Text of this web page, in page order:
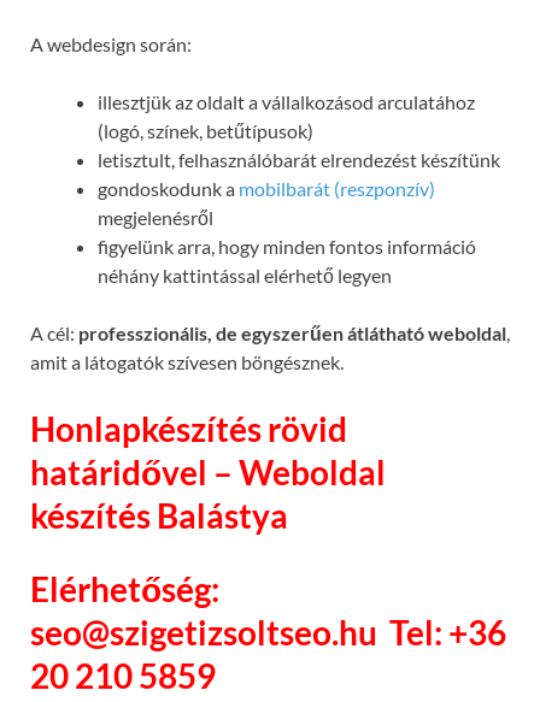
A webdesign során:
illesztjük az oldalt a vállalkozásod arculatához
(logó, színek, betűtípusok)
letisztult, felhasználóbarát elrendezést készítünk
gondoskodunk a mobilbarát (reszponzív)
megjelenésről
figyelünk arra, hogy minden fontos információ
néhány kattintással elérhető legyen
A cél: professzionális, de egyszerűen átlátható weboldal,
amit a látogatók szívesen böngésznek.
Honlapkészítés rövid
határidővel – Weboldal
készítés Balástya
Elérhetőség:
seo@szigetizsoltseo.hu Tel: +36
20 210 5859